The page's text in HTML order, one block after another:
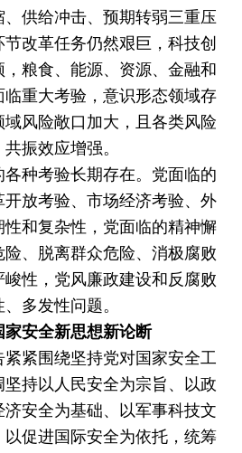
供给冲击、预期转弱三重压
改革任务仍然艰巨，科技创
粮食、能源、资源、金融和
重大考验，意识形态领域存
风险敞口加大，且各类风险
振效应增强。
各种考验长期存在。党面临的
放考验、市场经济考验、外
和复杂性，党面临的精神懈
、脱离群众危险、消极腐败
性，党风廉政建设和反腐败
多发性问题。
安全新思想新论断
紧紧围绕坚持党对国家安全工
持以人民安全为宗旨、以政
安全为基础、以军事科技文
促进国际安全为依托，统筹